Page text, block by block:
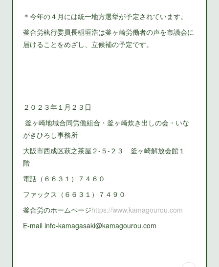
＊今年の４月には統一地方選挙が予定されています。
釜合労執行委員長稲垣浩は釜ヶ崎労働者の声を市議会に
届けることをめざし、立候補の予定です。
２０２３年１月２３日
釜ヶ崎地域合同労働組合・釜ヶ崎炊き出しの会・いな
がきひろし事務所
大阪市西成区萩之茶屋２‐５‐２３ 釜ヶ崎解放会館１
階
電話（６６３１）７４６０
ファックス（６６３１）７４９０
釜合労のホームページhttps://www.kamagourou.com
E-mail info-kamagasaki@kamagourou.com